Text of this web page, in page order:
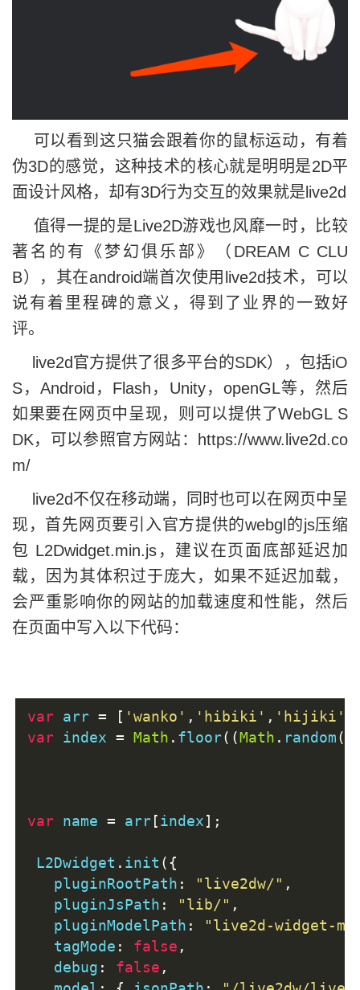
可以看到这只猫会跟着你的鼠标运动，有着
伪3D的感觉，这种技术的核心就是明明是2D平
面设计风格，却有3D行为交互的效果就是live2d
值得一提的是Live2D游戏也风靡一时，比较
著名的有《梦幻俱乐部》（DREAM C CLU
B），其在android端首次使用live2d技术，可以
说有着里程碑的意义，得到了业界的一致好
评。
live2d官方提供了很多平台的SDK），包括iO
S，Android，Flash，Unity，openGL等，然后
如果要在网页中呈现，则可以提供了WebGL S
DK，可以参照官方网站： https://www.live2d.co
m/
live2d不仅在移动端，同时也可以在网页中呈
现，首先网页要引入官方提供的webgl的js压缩
包 L2Dwidget.min.js，建议在页面底部延迟加
载，因为其体积过于庞大，如果不延迟加载，
会严重影响你的网站的加载速度和性能，然后
在页面中写入以下代码：
var arr = [ 'wanko' , 'hibiki' , 'hijiki'
var index = Math . floor((Math . random
var name = arr[index];
L2Dwidget . init ({
   pluginRootPath
: "live2dw/" ,
   pluginJsPath
: "lib/" ,
   pluginModelPath
:
"live2d-widget-
   tagMode
: false ,
   debug
: false ,